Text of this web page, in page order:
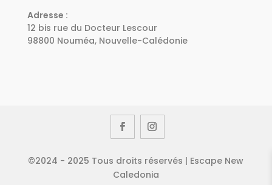
Adresse :
12 bis rue du Docteur Lescour
98800 Nouméa, Nouvelle-Calédonie
©2024 - 2025 Tous droits réservés | Escape New
Caledonia